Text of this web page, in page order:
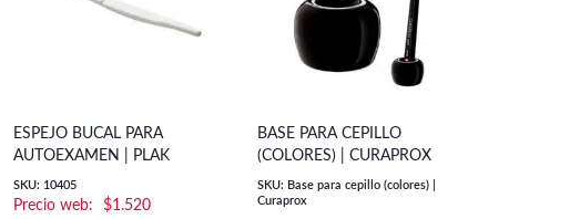
ESPEJO BUCAL PARA
AUTOEXAMEN | PLAK
SKU: 10405
$1.520
BASE PARA CEPILLO
(COLORES) | CURAPROX
SKU: Base para cepillo (colores) |
Curaprox